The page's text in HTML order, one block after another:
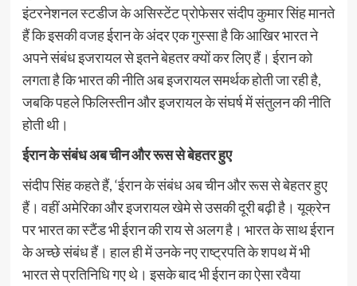
इंटरनेशनल स्टडीज के असिस्टेंट प्रोफेसर संदीप कुमार सिंह मानते
हैं कि इसकी वजह ईरान के अंदर एक गुस्सा है कि आखिर भारत ने
अपने संबंध इजरायल से इतने बेहतर क्यों कर लिए हैं। ईरान को
लगता है कि भारत की नीति अब इजरायल समर्थक होती जा रही है,
जबकि पहले फिलिस्तीन और इजरायल के संघर्ष में संतुलन की नीति
होती थी।
ईरान के संबंध अब चीन और रूस से बेहतर हुए
संदीप सिंह कहते हैं, ‘ईरान के संबंध अब चीन और रूस से बेहतर हुए
हैं। वहीं अमेरिका और इजरायल खेमे से उसकी दूरी बढ़ी है। यूक्रेन
पर भारत का स्टैंड भी ईरान की राय से अलग है। भारत के साथ ईरान
के अच्छे संबंध हैं। हाल ही में उनके नए राष्ट्रपति के शपथ में भी
भारत से प्रतिनिधि गए थे। इसके बाद भी ईरान का ऐसा रवैया